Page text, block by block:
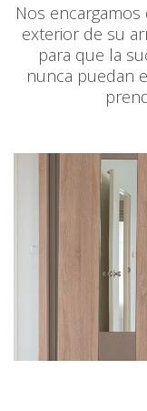
Nos
exterior de su
para que la
nunca puedan